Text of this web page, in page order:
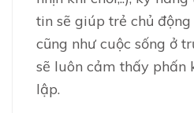
tin sẽ giúp trẻ chủ
cũng như cuộc sống ở
sẽ luôn cảm thấy phấn
lập.